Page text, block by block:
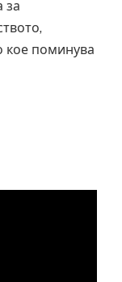
за
кое поминува